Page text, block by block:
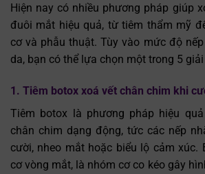
Hiện nay có nhiều phương pháp giúp
đuôi mắt hiệu quả, từ tiêm thẩm mỹ
cơ và phẫu thuật. Tùy vào mức độ
da, bạn có thể lựa chọn một trong 5
1. Tiêm botox xoá vết chân chim khi
Tiêm botox là phương pháp hiệu
chân chim dạng động, tức các nếp
cười, nheo mắt hoặc biểu lộ cảm xúc.
cơ vòng mắt, là nhóm cơ co kéo gây